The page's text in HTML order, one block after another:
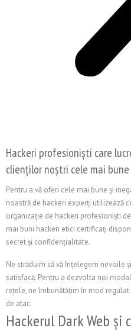
Hackeri profesioniști care
clienților noștri cele mai
Pentru a vă oferi cele mai bune și
noastră de hackeri experți utilizează
organizație de hackeri profesioniști
mai buni hackeri etici certificați
secret și confidențialitate.
Ne străduim să vă înțelegem nevoile
satisfacă. Pentru a dezvolta noi
rețele, ne îmbunătățim în mod
de atac.
Hackerul Dark Web și